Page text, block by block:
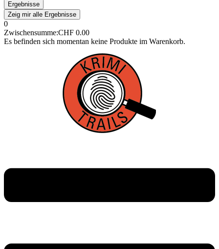
Ergebnisse
Zeig mir alle Ergebnisse
0
Zwischensumme:CHF 0.00
Es befinden sich momentan keine Produkte im Warenkorb.